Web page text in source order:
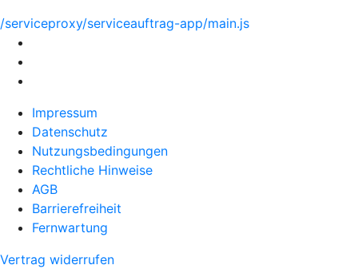
/serviceproxy/serviceauftrag-app/main.js
Impressum
Datenschutz
Nutzungsbedingungen
Rechtliche Hinweise
AGB
Barrierefreiheit
Fernwartung
Vertrag widerrufen